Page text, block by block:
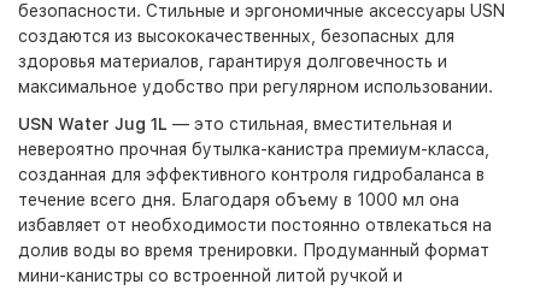
безопасности. Стильные и эргономичные аксессуары USN
создаются из высококачественных, безопасных для
здоровья материалов, гарантируя долговечность и
максимальное удобство при регулярном использовании.
USN Water Jug 1L — это стильная, вместительная и
невероятно прочная бутылка-канистра премиум-класса,
созданная для эффективного контроля гидробаланса в
течение всего дня. Благодаря объему в 1000 мл она
избавляет от необходимости постоянно отвлекаться на
долив воды во время тренировки. Продуманный формат
мини-канистры со встроенной литой ручкой и